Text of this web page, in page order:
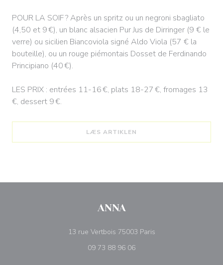
POUR LA SOIF ? Après un spritz ou un negroni sbagliato
(4,50 et 9 €), un blanc alsacien Pur Jus de Dirringer (9 € le
verre) ou sicilien Biancoviola signé Aldo Viola (57 € la
bouteille), ou un rouge piémontais Dosset de Ferdinando
Principiano (40 €).
LES PRIX : entrées 11-16 €, plats 18-27 €, fromages 13
€, dessert 9 €.
LÆS ARTIKLEN
ANNA
13 rue Vertbois 75003 Paris((åbner i et nyt
09 73 88 96 06